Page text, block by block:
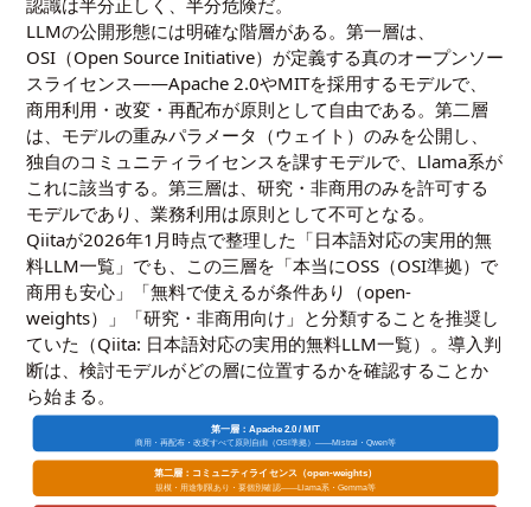
LLMの公開形態には明確な階層がある。第一層は、
OSI（Open Source Initiative）が定義する真のオープンソー
スライセンス——Apache 2.0やMITを採用するモデルで、
商用利用・改変・再配布が原則として自由である。第二層
は、モデルの重みパラメータ（ウェイト）のみを公開し、
独自のコミュニティライセンスを課すモデルで、Llama系が
これに該当する。第三層は、研究・非商用のみを許可する
モデルであり、業務利用は原則として不可となる。
Qiitaが2026年1月時点で整理した「日本語対応の実用的無
料LLM一覧」でも、この三層を「本当にOSS（OSI準拠）で
商用も安心」「無料で使えるが条件あり（open-
weights）」「研究・非商用向け」と分類することを推奨し
ていた（Qiita: 日本語対応の実用的無料LLM一覧）。導入判
断は、検討モデルがどの層に位置するかを確認することか
ら始まる。
第一層：Apache 2.0 / MIT
商用・再配布・改変すべて原則自由（OSI準拠）――Mistral・Qwen等
第二層：コミュニティライセンス（open-weights）
規模・用途制限あり・要個別確認――Llama系・Gemma等